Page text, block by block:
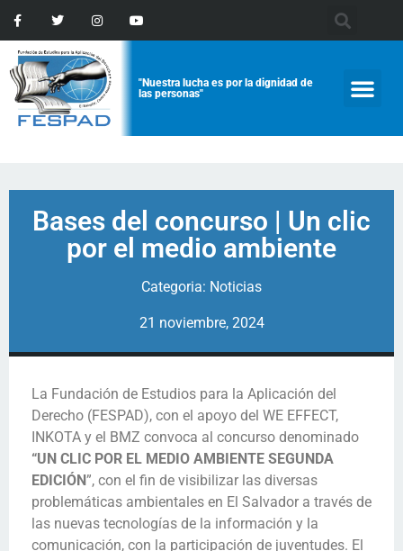
"Nuestra lucha es por la dignidad de
las personas"
Bases del concurso | Un clic
por el medio ambiente
Categoria: Noticias
21 noviembre, 2024
La Fundación de Estudios para la Aplicación del
Derecho (FESPAD), con el apoyo del WE EFFECT,
INKOTA y el BMZ convoca al concurso denominado
“UN CLIC POR EL MEDIO AMBIENTE SEGUNDA
EDICIÓN”, con el fin de visibilizar las diversas
problemáticas ambientales en El Salvador a través de
las nuevas tecnologías de la información y la
comunicación, con la participación de juventudes. El